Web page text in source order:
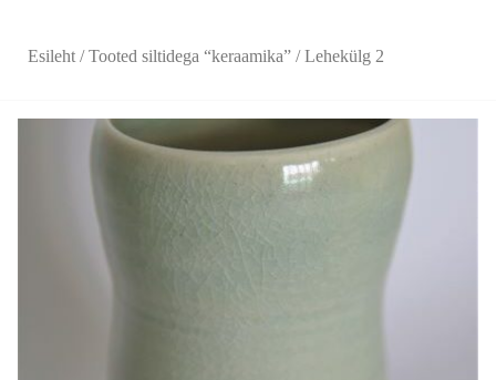
Esileht /Tooted siltidega “keraamika” / Lehekülg 2